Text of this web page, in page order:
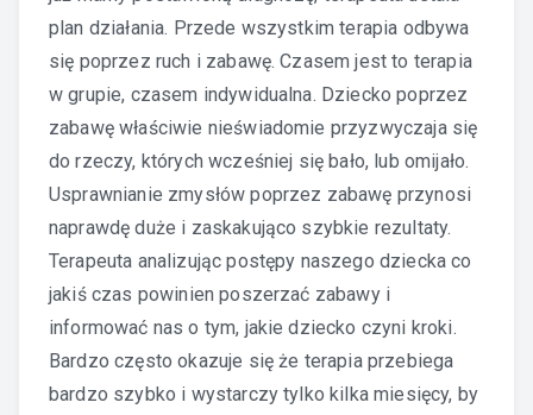
plan działania. Przede wszystkim terapia odbywa
się poprzez ruch i zabawę. Czasem jest to terapia
w grupie, czasem indywidualna. Dziecko poprzez
zabawę właściwie nieświadomie przyzwyczaja się
do rzeczy, których wcześniej się bało, lub omijało.
Usprawnianie zmysłów poprzez zabawę przynosi
naprawdę duże i zaskakująco szybkie rezultaty.
Terapeuta analizując postępy naszego dziecka co
jakiś czas powinien poszerzać zabawy i
informować nas o tym, jakie dziecko czyni kroki.
Bardzo często okazuje się że terapia przebiega
bardzo szybko i wystarczy tylko kilka miesięcy, by